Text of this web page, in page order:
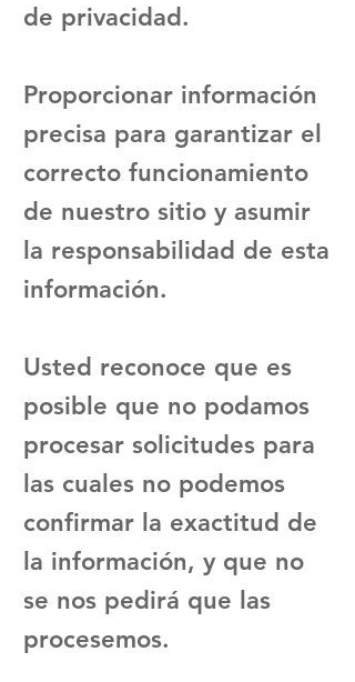
de privacidad.
Proporcionar información
precisa para garantizar el
correcto funcionamiento
de nuestro sitio y asumir
la responsabilidad de esta
información.
Usted reconoce que es
posible que no podamos
procesar solicitudes para
las cuales no podemos
confirmar la exactitud de
la información, y que no
se nos pedirá que las
procesemos.